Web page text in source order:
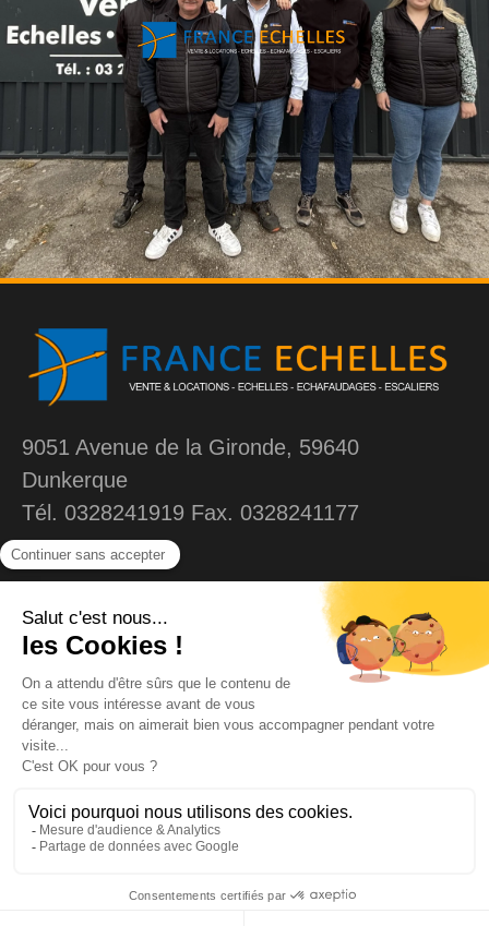
9051 Avenue de la Gironde, 59640
Dunkerque
Tél. 0328241919 Fax. 0328241177
MENU
Accueil
Echelles
Plateforme individuelle
Echafaudages
Matériels
Contact
Mentions légales
Confidentialités et
Cookies
© FRANCE ECHELLES